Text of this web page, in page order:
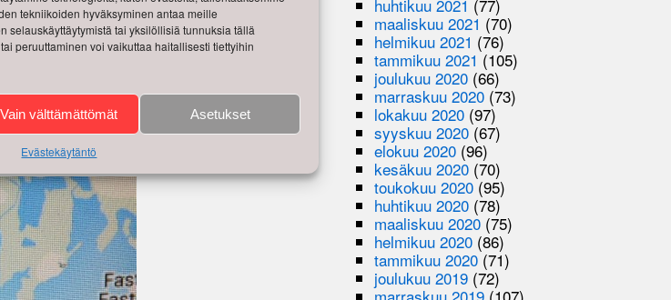
tekniikoiden hyväksyminen antaa meille
selauskäyttäytymistä tai yksilöllisiä tunnuksia tällä
peruuttaminen voi vaikuttaa haitallisesti tiettyihin
Vain välttämättömät Asetukset
Evästekäytäntö
ja kannustamaan.
luudaajaa, stikkaan vinkin: Klo 8:40 Helsinki
ohi Olympiaterminaalin huudeilla noin klo
klo 10:n korvilla, Auroran sillalla n.
jengi on SlangiNyt.
huhtikuu 2021 (77)
maaliskuu 2021 (70)
helmikuu 2021 (76)
tammikuu 2021 (105)
joulukuu 2020 (66)
marraskuu 2020 (73)
lokakuu 2020 (97)
syyskuu 2020(67)
elokuu 2020 (96)
kesäkuu 2020 (70)
toukokuu 2020(95)
huhtikuu 2020 (78)
maaliskuu 2020 (75)
helmikuu 2020 (86)
tammikuu 2020(71)
joulukuu 2019 (72)